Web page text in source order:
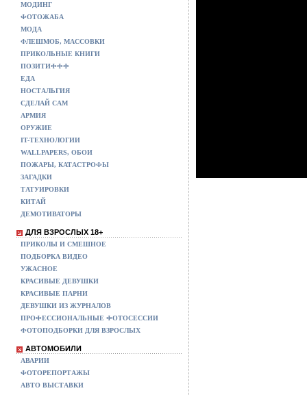
МОДИНГ
ФОТОЖАБА
МОДА
ФЛЕШМОБ, МАССОВКИ
ПРИКОЛЬНЫЕ КНИГИ
ПОЗИТИФФФ
ЕДА
НОСТАЛЬГИЯ
СДЕЛАЙ САМ
АРМИЯ
ОРУЖИЕ
IT-ТЕХНОЛОГИИ
WALLPAPERS, ОБОИ
ПОЖАРЫ, КАТАСТРОФЫ
ЗАГАДКИ
ТАТУИРОВКИ
КИТАЙ
ДЕМОТИВАТОРЫ
ДЛЯ ВЗРОСЛЫХ 18+
ПРИКОЛЫ И СМЕШНОЕ
ПОДБОРКА ВИДЕО
УЖАСНОЕ
КРАСИВЫЕ ДЕВУШКИ
КРАСИВЫЕ ПАРНИ
ДЕВУШКИ ИЗ ЖУРНАЛОВ
ПРОФЕССИОНАЛЬНЫЕ ФОТОСЕССИИ
ФОТОПОДБОРКИ ДЛЯ ВЗРОСЛЫХ
АВТОМОБИЛИ
АВАРИИ
ФОТОРЕПОРТАЖЫ
АВТО ВЫСТАВКИ